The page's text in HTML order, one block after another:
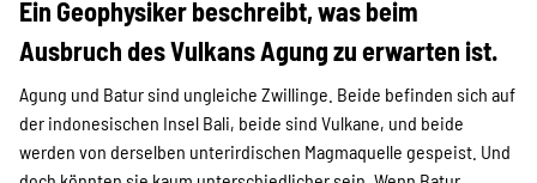
Ein Geophysiker beschreibt, was beim
Ausbruch des Vulkans Agung zu erwarten ist.
Agung und Batur sind ungleiche Zwillinge. Beide befinden sich auf
der indonesischen Insel Bali, beide sind Vulkane, und beide
werden von derselben unterirdischen Magmaquelle gespeist. Und